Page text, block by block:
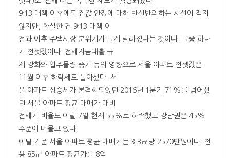
9·13 대책 이후에도 집값 안정에 대해 반신반의하는 시선이 적지
않지만, 확실한 건 9·13 대책 이
전과 이후 주택시장 분위기가 크게 달라졌다는 것이다. 그중 하나
가 전셋값이다. 전세자금대출 규
제 강화와 입주물량 증가 등의 영향으로 서울 아파트 전셋값은
11월 이후 하락세로 돌아섰다. 서
울 아파트 상승세가 본격화되었던 2016년 1분기 71%를 넘어섰
던 서울 아파트 평균 매매가 대비
전세가 비율도 이달 7일 현재 55%로 하락했고 강남권은 45%
수준에 머물고 있다.
이날 기준 서울 아파트 평균 매매가는 3.3㎡당 2570만원이다. 전
용 85㎡ 아파트 평균가를 8억